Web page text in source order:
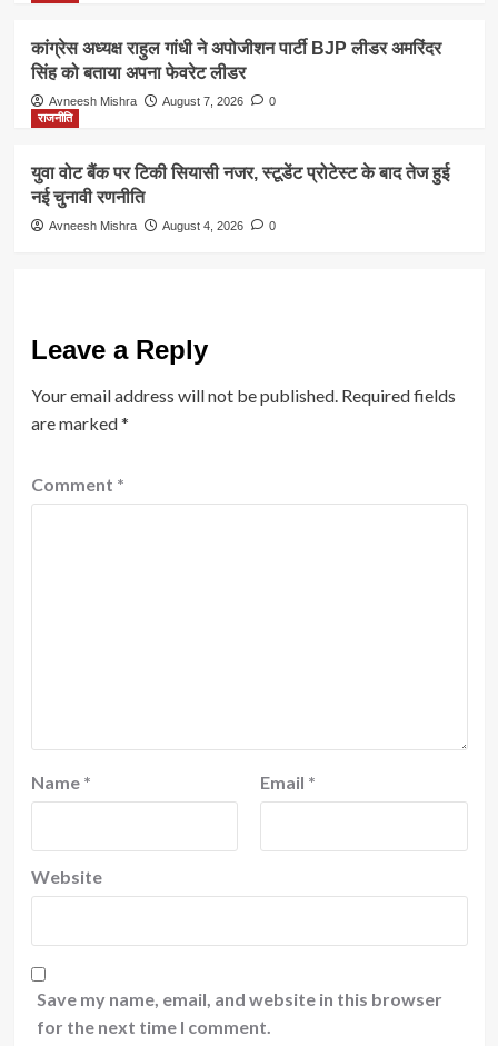
कांग्रेस अध्यक्ष राहुल गांधी ने अपोजीशन पार्टी BJP लीडर अमरिंदर
सिंह को बताया अपना फेवरेट लीडर
Avneesh Mishra August 7, 2026
0
राजनीति
युवा वोट बैंक पर टिकी सियासी नजर, स्टूडेंट प्रोटेस्ट के बाद तेज हुई
नई चुनावी रणनीति
Avneesh Mishra August 4, 2026 0
Leave a Reply
Your email address will not be published. Required fields
are marked*
Comment *
Name * Email *
Website
Save my name, email, and website in this browser
for the next time I comment.